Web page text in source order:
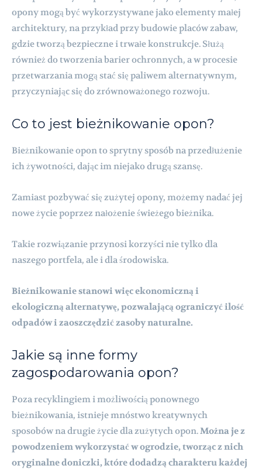
opony mogą być wykorzystywane jako elementy małej
architektury, na przykład przy budowie placów zabaw,
gdzie tworzą bezpieczne i trwałe konstrukcje. Służą
również do tworzenia barier ochronnych, a w procesie
przetwarzania mogą stać się paliwem alternatywnym,
przyczyniając się do zrównoważonego rozwoju.
Co to jest bieżnikowanie opon?
Bieżnikowanie opon to sprytny sposób na przedłużenie
ich żywotności, dając im niejako drugą szansę.
Zamiast pozbywać się zużytej opony, możemy nadać jej
nowe życie poprzez nałożenie świeżego bieżnika.
Takie rozwiązanie przynosi korzyści nie tylko dla
naszego portfela, ale i dla środowiska.
Bieżnikowanie stanowi więc ekonomiczną i
ekologiczną alternatywę, pozwalającą ograniczyć ilość
odpadów i zaoszczędzić zasoby naturalne.
Jakie są inne formy
zagospodarowania opon?
Poza recyklingiem i możliwością ponownego
bieżnikowania, istnieje mnóstwo kreatywnych
sposobów na drugie życie dla zużytych opon.Można je z
powodzeniem wykorzystać w ogrodzie, tworząc z nich
oryginalne doniczki, które dodadzą charakteru każdej